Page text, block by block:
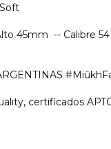
45mm -- Calibre
certificados